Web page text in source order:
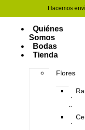
Hacemos
Quiénes
Somos
Bodas
Tienda
Flores
de
flores
de